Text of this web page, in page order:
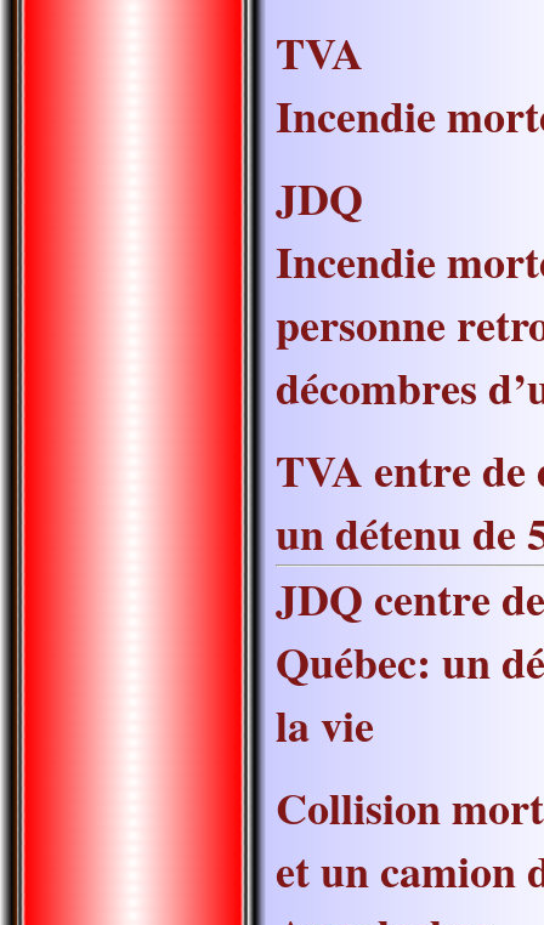
TVA
Incendie
JDQ
Incendie
personne
décombres
TVA entre de
un détenu de
JDQ centre
Québec: un
la vie
Collision
et un camion